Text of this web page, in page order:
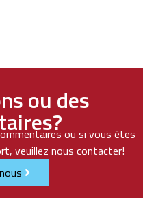
ou des
ou si vous êtes
veuillez nous contacter!